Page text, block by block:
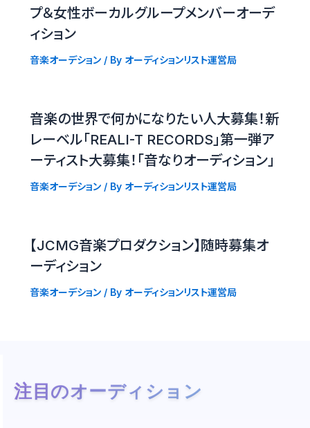
プ＆女性ボーカルグループメンバーオーデ
ィション
音楽オーデション/ By オーディションリスト運営局
音楽の世界で何かになりたい人大募集！新
レーベル「REALI-T RECORDS」第一弾ア
ーティスト大募集！「音なりオーディション」
音楽オーデション/ By オーディションリスト運営局
【JCMG音楽プロダクション】随時募集オ
ーディション
音楽オーデション/ By オーディションリスト運営局
注目のオーディション